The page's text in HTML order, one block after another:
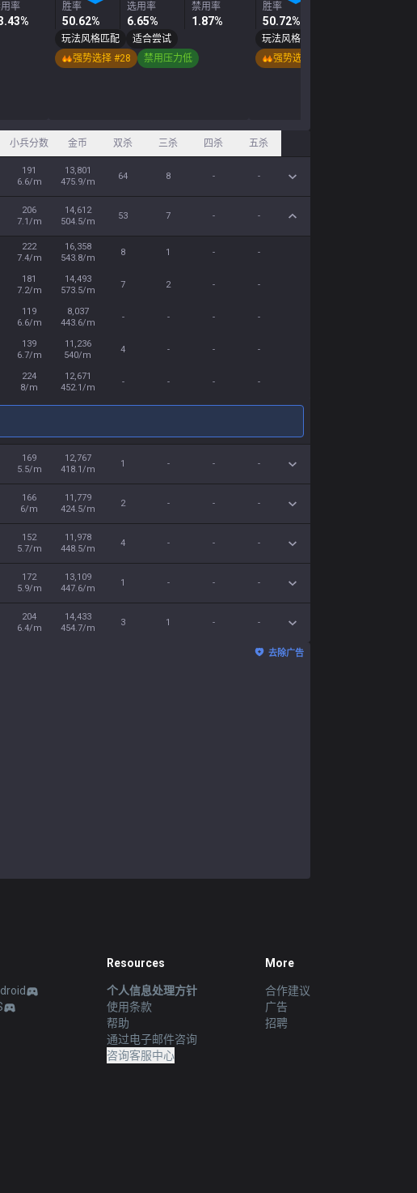
率
胜率
50.62%
选用率
6.65%
禁用率
1.87%
玩法风格匹配
适合尝试
强势选择 #28
禁用压力低
胜率
50.72%
玩法风格匹配
强势选择 #22
小兵分数 金币 双杀 三杀 四杀 五杀
191
6.6/m
13,801
475.9/m
64 8 - -
206
7.1/m
14,612
504.5/m
53 7 - -
222
7.4/m
16,358
543.8/m
8 1 - -
181
7.2/m
14,493
573.5/m
7 2 - -
119
6.6/m
8,037
443.6/m
- - - -
139
6.7/m
11,236
540/m
4 - - -
224
8/m
12,671
452.1/m
- - - -
169
5.5/m
12,767
418.1/m
1 - - -
166
6/m
11,779
424.5/m
2 - - -
152
5.7/m
11,978
448.5/m
4 - - -
172
5.9/m
13,109
447.6/m
1 - - -
204
6.4/m
14,433
454.7/m
3 1 - -
去除广告
Resources
个人信息处理方针
使用条款
帮助
通过电子邮件咨询
咨询客服中心
More
合作建议
广告
招聘